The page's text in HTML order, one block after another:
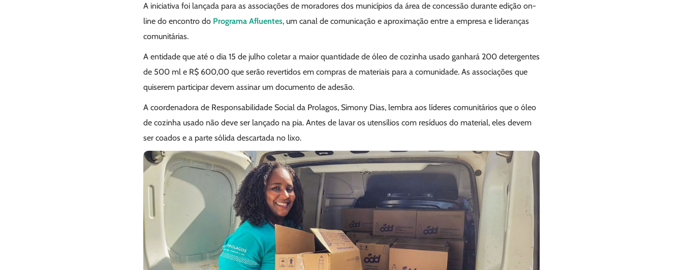
A iniciativa foi lançada para as associações de moradores dos municípios da área de concessão durante edição on-
line do encontro do Programa Afluentes, um canal de comunicação e aproximação entre a empresa e lideranças
comunitárias.
A entidade que até o dia 15 de julho coletar a maior quantidade de óleo de cozinha usado ganhará 200 detergentes
de 500 ml e R$ 600,00 que serão revertidos em compras de materiais para a comunidade. As associações que
quiserem participar devem assinar um documento de adesão.
A coordenadora de Responsabilidade Social da Prolagos, Simony Dias, lembra aos líderes comunitários que o óleo
de cozinha usado não deve ser lançado na pia. Antes de lavar os utensílios com resíduos do material, eles devem
ser coados e a parte sólida descartada no lixo.